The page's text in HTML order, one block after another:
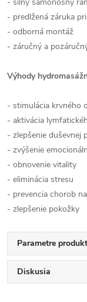
- predlžená záruka
- odborná montáž
- záručný a
Výhody
- stimulácia krvného
- aktivácia
- zlepšenie duševnej
- zvýšenie
- obnovenie vitality
- eliminácia stresu
- prevencia chorob
- zlepšenie pokožky
Parametre
Diskusia